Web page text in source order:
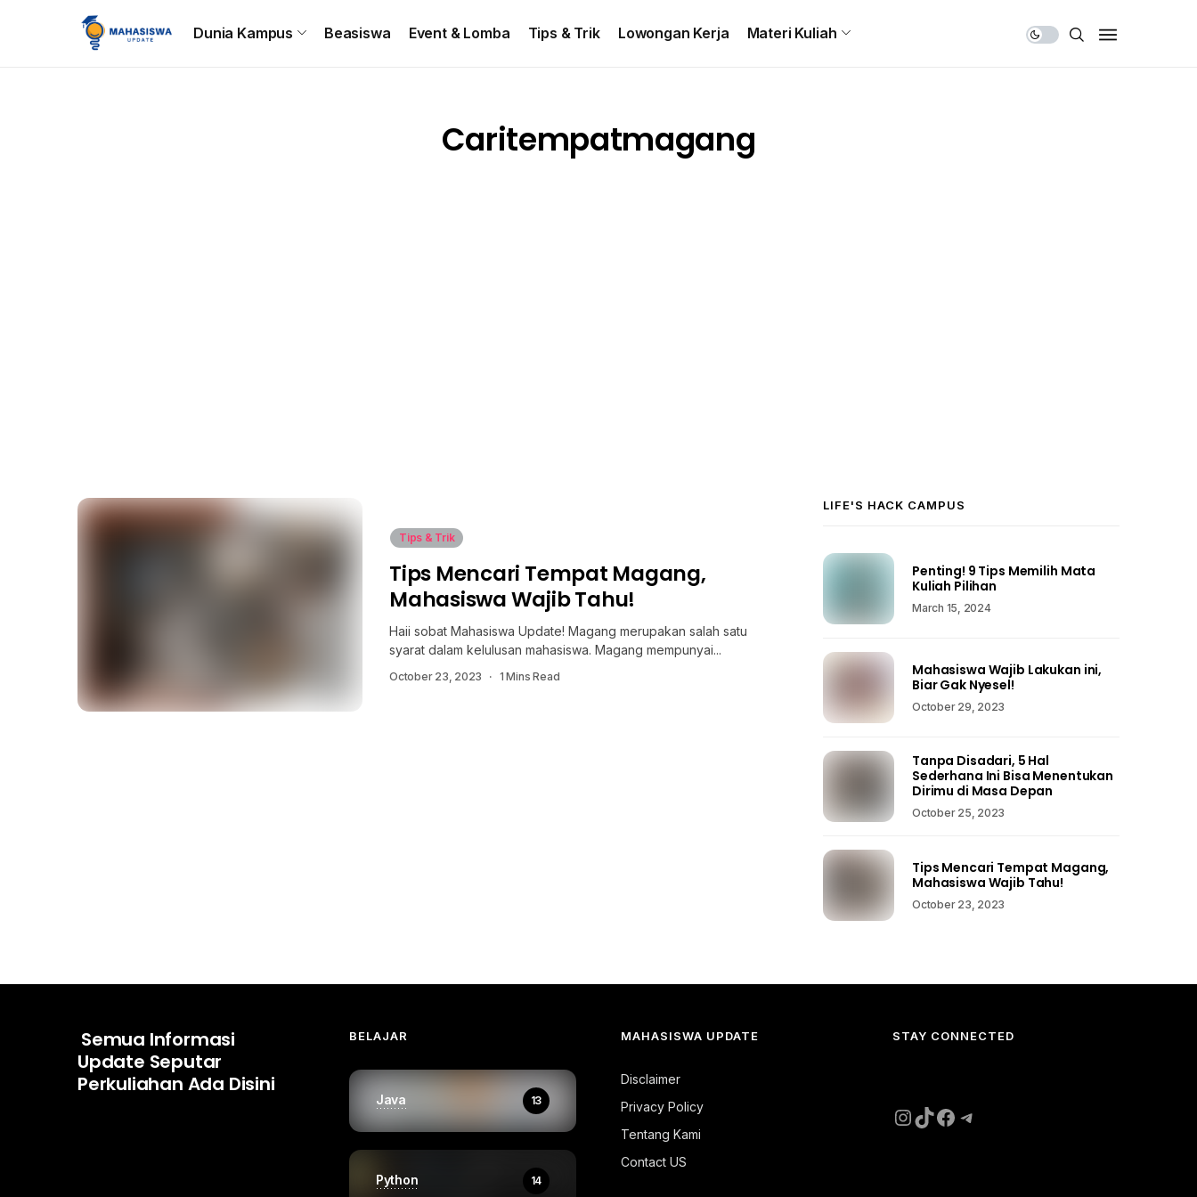
Beranda
Dunia Kampus Beasiswa Event & Lomba Tips & Trik Lowongan Kerja Materi Kuliah
Caritempatmagang
Tips & Trik
Tips Mencari Tempat Magang,
Mahasiswa Wajib Tahu!
Haii sobat Mahasiswa Update! Magang merupakan salah satu
syarat dalam kelulusan mahasiswa. Magang mempunyai...
October 23, 2023 1 Mins Read
LIFE'S HACK CAMPUS
Penting! 9 Tips Memilih Mata
Kuliah Pilihan
March 15, 2024
Mahasiswa Wajib Lakukan ini,
Biar Gak Nyesel!
October 29, 2023
Tanpa Disadari, 5 Hal
Sederhana Ini Bisa Menentukan
Dirimu di Masa Depan
October 25, 2023
Tips Mencari Tempat Magang,
Mahasiswa Wajib Tahu!
October 23, 2023
Semua Informasi
Update Seputar
Perkuliahan Ada Disini
BELAJAR
Java 13
Python 14
MAHASISWA UPDATE
Disclaimer
Privacy Policy
Tentang Kami
Contact US
STAY CONNECTED
Instagram
TikTok
Facebook
Telegram